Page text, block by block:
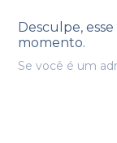
Desculpe,
momento.
Se você é um